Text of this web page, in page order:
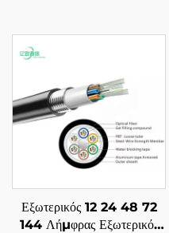
Εξωτερικός 12 24 48 72
144 Λήμφρας Εξωτερικός